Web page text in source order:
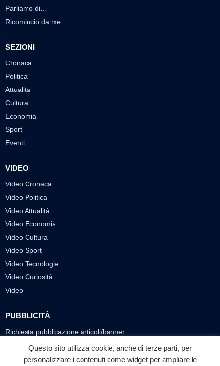
Parliamo di…
Ricomincio da me
SEZIONI
Cronaca
Politica
Attualità
Cultura
Economia
Sport
Eventi
VIDEO
Video Cronaca
Video Politica
Video Attualità
Video Economia
Video Cultura
Video Sport
Video Tecnologie
Video Curiosità
Video
PUBBLICITÀ
Richiesta pubblicazione articoli/banner
SEGUICI SUI SOCIAL
Questo sito utilizza cookie, anche di terze parti, per
personalizzare i contenuti come widget per ampliare le